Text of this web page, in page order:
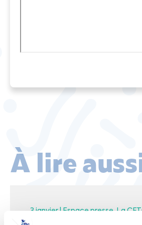
À lire
3 janvier |Espace presse La